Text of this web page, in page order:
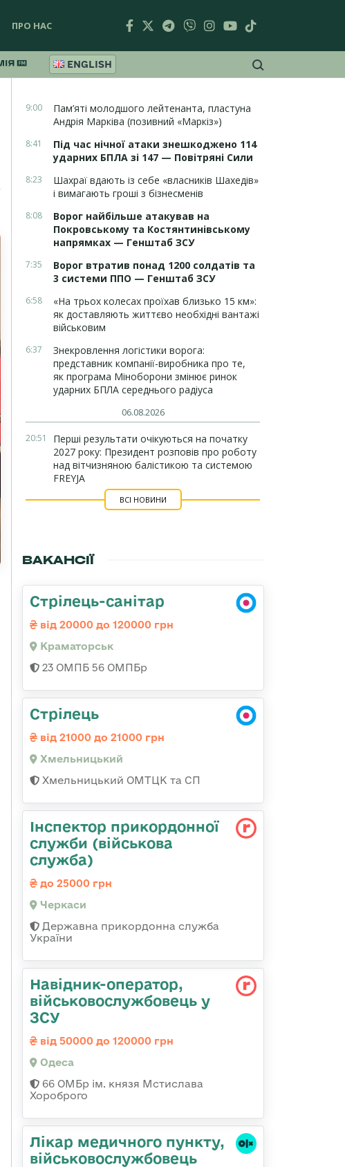
ПРО НАС
ENGLISH
9:00
Пам’яті молодшого лейтенанта, пластуна
Андрія Марківа (позивний «Маркіз»)
8:41
Під час нічної атаки знешкоджено 114
ударних БПЛА зі 147 — Повітряні Сили
8:23
Шахраї вдають із себе «власників Шахедів»
і вимагають гроші з бізнесменів
8:08
Ворог найбільше атакував на
Покровському та Костянтинівському
напрямках — Генштаб ЗСУ
7:35
Ворог втратив понад 1200 солдатів та
3 системи ППО — Генштаб ЗСУ
6:58
«На трьох колесах проїхав близько 15 км»:
як доставляють життєво необхідні вантажі
військовим
6:37
Знекровлення логістики ворога:
представник компанії-виробника про те,
як програма Міноборони змінює ринок
ударних БПЛА середнього радіуса
06.08.2026
20:51
Перші результати очікуються на початку
2027 року: Президент розповів про роботу
над вітчизняною балістикою та системою
FREYJA
ВСІ НОВИНИ
ВАКАНСІЇ
Стрілець-санітар
від 20000 до 120000 грн
Краматорськ
23 ОМПБ 56 ОМПБр
Стрілець
від 21000 до 21000 грн
Хмельницький
Хмельницький ОМТЦК та СП
Інспектор прикордонної
служби (військова
служба)
до 25000 грн
Черкаси
Державна прикордонна служба
України
Навідник-оператор,
військовослужбовець у
ЗСУ
від 50000 до 120000 грн
Одеса
66 ОМБр ім. князя Мстислава
Хороброго
Лікар медичного пункту,
військовослужбовець